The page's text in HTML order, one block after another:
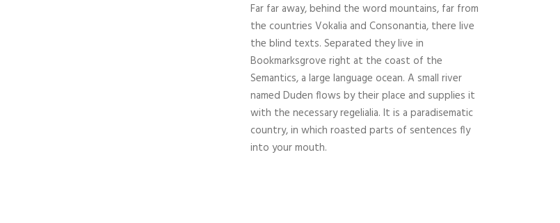
Far far away, behind the word mountains, far from
the countries Vokalia and Consonantia, there live
the blind texts. Separated they live in
Bookmarksgrove right at the coast of the
Semantics, a large language ocean. A small river
named Duden flows by their place and supplies it
with the necessary regelialia. It is a paradisematic
country, in which roasted parts of sentences fly
into your mouth.